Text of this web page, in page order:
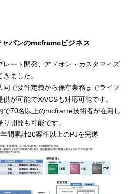
パンのmcframeビジネス
レート開発、アドオン・カスタマイズ
ました。
同で要件定義から保守業務までライフ
が可能でXA/CSも対応可能です。
で70名以上のmcframe技術者が在籍し
開発も可能です。
間累計20案件以上のPJを完遂